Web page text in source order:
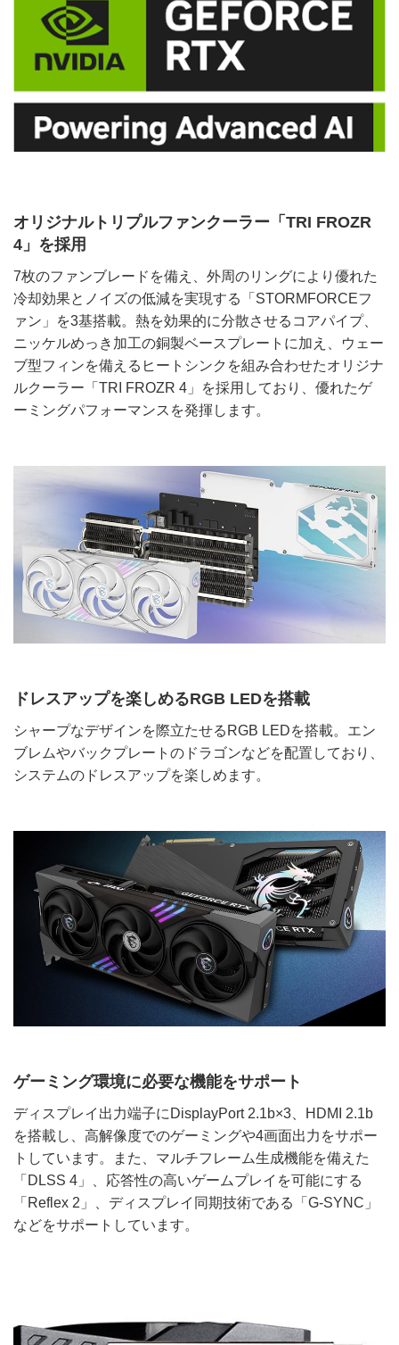
オリジナルトリプルファンクーラー「TRI FROZR
4」を採用
7枚のファンブレードを備え、外周のリングにより優れた
冷却効果とノイズの低減を実現する「STORMFORCEフ
ァン」を3基搭載。熱を効果的に分散させるコアパイプ、
ニッケルめっき加工の銅製ベースプレートに加え、ウェー
ブ型フィンを備えるヒートシンクを組み合わせたオリジナ
ルクーラー「TRI FROZR 4」を採用しており、優れたゲ
ーミングパフォーマンスを発揮します。
ドレスアップを楽しめるRGB LEDを搭載
シャープなデザインを際立たせるRGB LEDを搭載。エン
ブレムやバックプレートのドラゴンなどを配置しており、
システムのドレスアップを楽しめます。
ゲーミング環境に必要な機能をサポート
ディスプレイ出力端子にDisplayPort 2.1b×3、HDMI 2.1b
を搭載し、高解像度でのゲーミングや4画面出力をサポー
トしています。また、マルチフレーム生成機能を備えた
「DLSS 4」、応答性の高いゲームプレイを可能にする
「Reflex 2」、ディスプレイ同期技術である「G-SYNC」
などをサポートしています。